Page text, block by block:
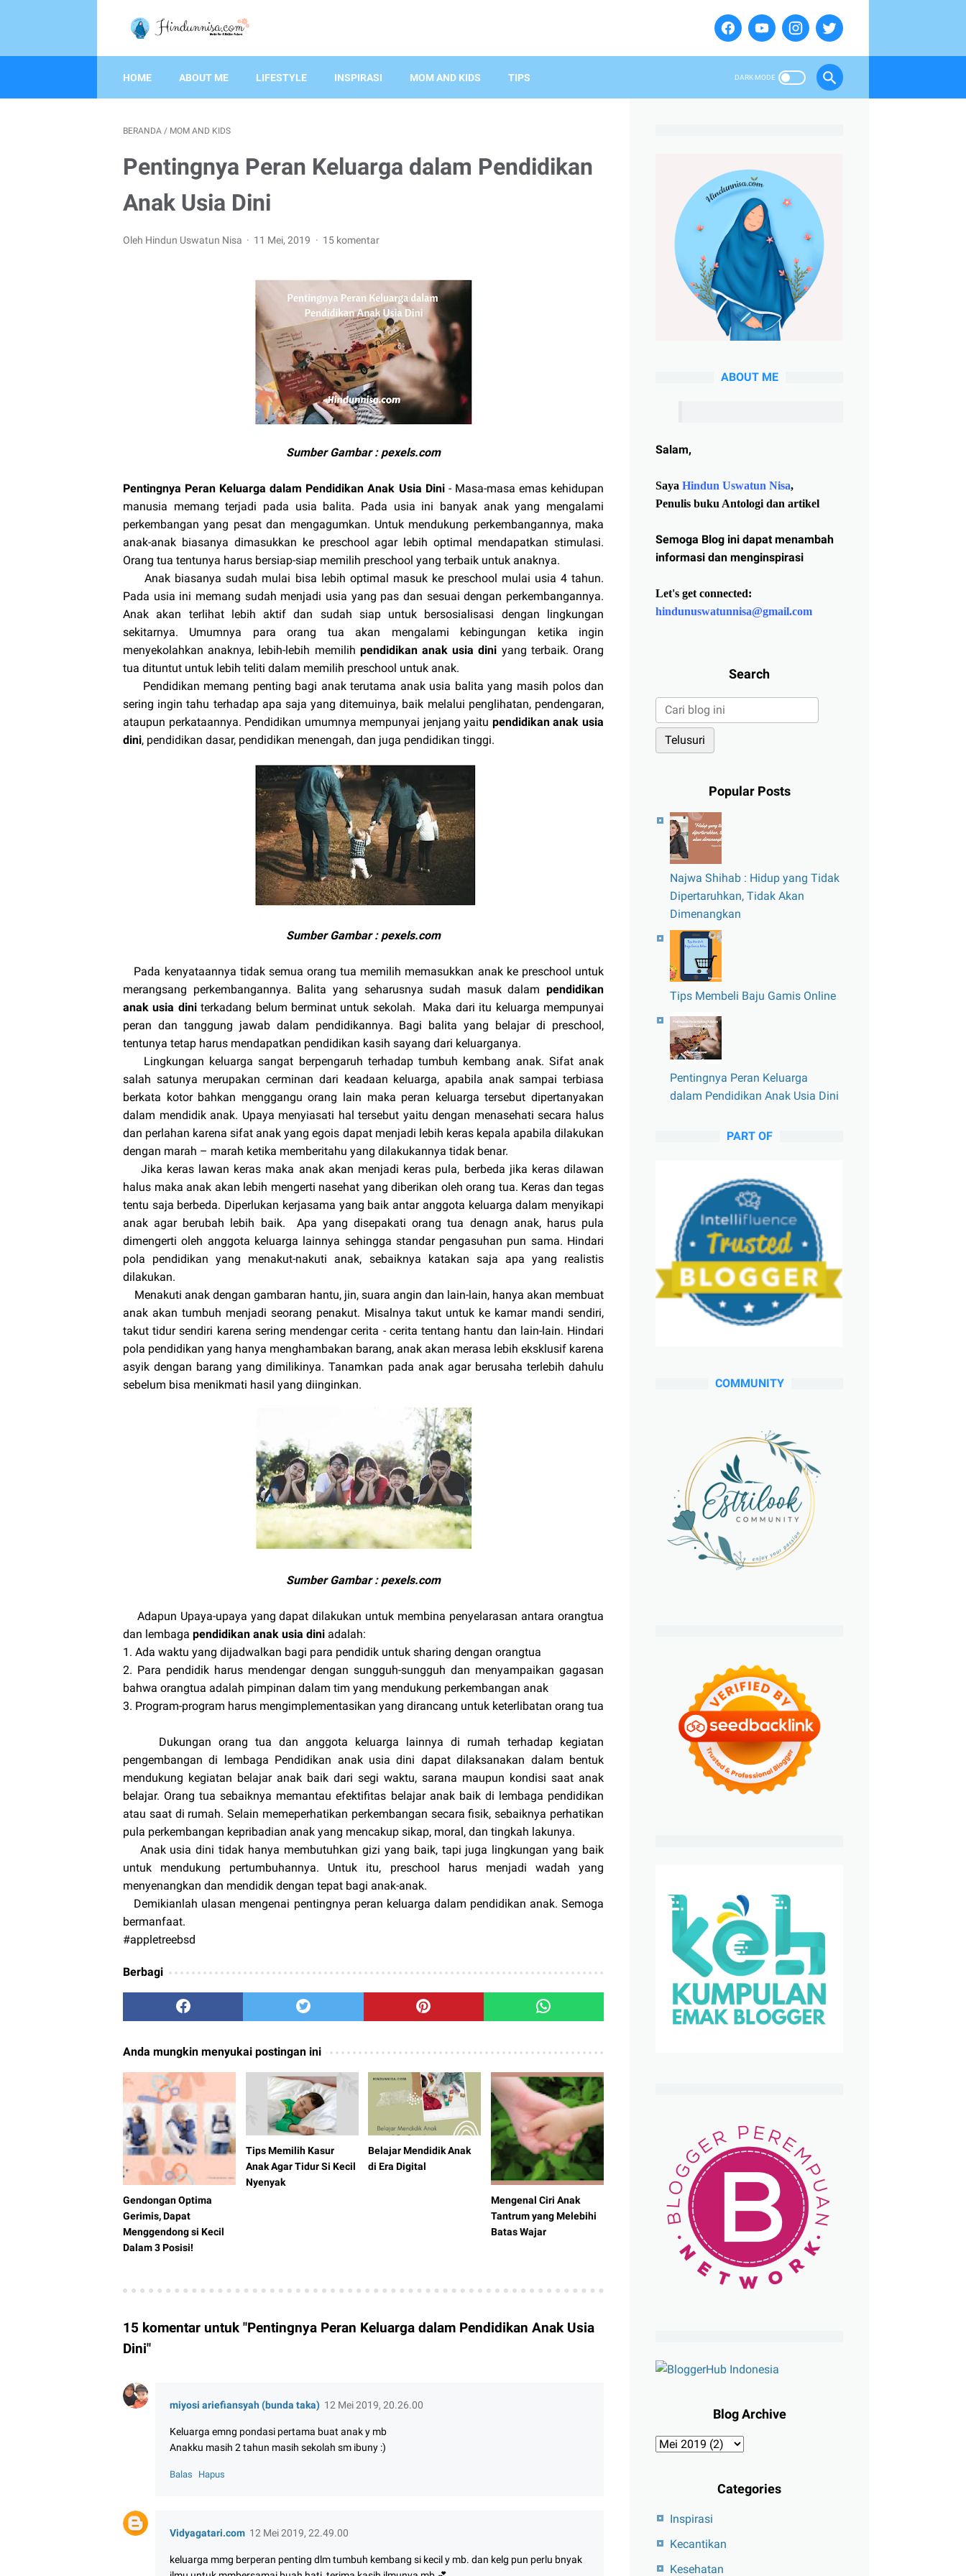
HOME ABOUT ME LIFESTYLE INSPIRASI MOM AND KIDS TIPS
BERANDA / MOM AND KIDS
Pentingnya Peran Keluarga dalam Pendidikan
Anak Usia Dini
Oleh Hindun Uswatun Nisa 11 Mei, 2019 15 komentar
Sumber Gambar : pexels.com
Pentingnya Peran Keluarga dalam Pendidikan Anak Usia Dini- Masa-masa emas kehidupan
manusia memang terjadi pada usia balita. Pada usia ini banyak anak yang mengalami
perkembangan yang pesat dan mengagumkan. Untuk mendukung perkembangannya, maka
anak-anak biasanya dimasukkan ke preschool agar lebih optimal mendapatkan stimulasi.
Orang tua tentunya harus bersiap-siap memilih preschool yang terbaik untuk anaknya.
Anak biasanya sudah mulai bisa lebih optimal masuk ke preschool mulai usia 4 tahun.
Pada usia ini memang sudah menjadi usia yang pas dan sesuai dengan perkembangannya.
Anak akan terlihat lebih aktif dan sudah siap untuk bersosialisasi dengan lingkungan
sekitarnya. Umumnya para orang tua akan mengalami kebingungan ketika ingin
menyekolahkan anaknya, lebih-lebih memilih pendidikan anak usia dini yang terbaik. Orang
tua dituntut untuk lebih teliti dalam memilih preschool untuk anak.
Pendidikan memang penting bagi anak terutama anak usia balita yang masih polos dan
sering ingin tahu terhadap apa saja yang ditemuinya, baik melalui penglihatan, pendengaran,
ataupun perkataannya. Pendidikan umumnya mempunyai jenjang yaitu pendidikan anak usia
dini, pendidikan dasar, pendidikan menengah, dan juga pendidikan tinggi.
Sumber Gambar : pexels.com
Pada kenyataannya tidak semua orang tua memilih memasukkan anak ke preschool untuk
merangsang perkembangannya. Balita yang seharusnya sudah masuk dalampendidikan
anak usia diniterkadang belum berminat untuk sekolah. Maka dari itu keluarga mempunyai
peran dan tanggung jawab dalam pendidikannya. Bagi balita yang belajar di preschool,
tentunya tetap harus mendapatkan pendidikan kasih sayang dari keluarganya.
Lingkungan keluarga sangat berpengaruh terhadap tumbuh kembang anak. Sifat anak
salah satunya merupakan cerminan dari keadaan keluarga, apabila anak sampai terbiasa
berkata kotor bahkan menggangu orang lain maka peran keluarga tersebut dipertanyakan
dalam mendidik anak. Upaya menyiasati hal tersebut yaitu dengan menasehati secara halus
dan perlahan karena sifat anak yang egois dapat menjadi lebih keras kepala apabila dilakukan
dengan marah – marah ketika memberitahu yang dilakukannya tidak benar.
Jika keras lawan keras maka anak akan menjadi keras pula, berbeda jika keras dilawan
halus maka anak akan lebih mengerti nasehat yang diberikan oleh orang tua. Keras dan tegas
tentu saja berbeda. Diperlukan kerjasama yang baik antar anggota keluarga dalam menyikapi
anak agar berubah lebih baik. Apa yang disepakati orang tua denagn anak, harus pula
dimengerti oleh anggota keluarga lainnya sehingga standar pengasuhan pun sama. Hindari
pola pendidikan yang menakut-nakuti anak, sebaiknya katakan saja apa yang realistis
dilakukan.
Menakuti anak dengan gambaran hantu, jin, suara angin dan lain-lain, hanya akan membuat
anak akan tumbuh menjadi seorang penakut. Misalnya takut untuk ke kamar mandi sendiri,
takut tidur sendiri karena sering mendengar cerita - cerita tentang hantu dan lain-lain. Hindari
pola pendidikan yang hanya menghambakan barang, anak akan merasa lebih eksklusif karena
asyik dengan barang yang dimilikinya. Tanamkan pada anak agar berusaha terlebih dahulu
sebelum bisa menikmati hasil yang diinginkan.
Sumber Gambar : pexels.com
Adapun Upaya-upaya yang dapat dilakukan untuk membina penyelarasan antara orangtua
dan lembaga pendidikan anak usia dini adalah:
1. Ada waktu yang dijadwalkan bagi para pendidik untuk sharing dengan orangtua
2. Para pendidik harus mendengar dengan sungguh-sungguh dan menyampaikan gagasan
bahwa orangtua adalah pimpinan dalam tim yang mendukung perkembangan anak
3. Program-program harus mengimplementasikan yang dirancang untuk keterlibatan orang tua
Dukungan orang tua dan anggota keluarga lainnya di rumah terhadap kegiatan
pengembangan di lembaga Pendidikan anak usia dini dapat dilaksanakan dalam bentuk
mendukung kegiatan belajar anak baik dari segi waktu, sarana maupun kondisi saat anak
belajar. Orang tua sebaiknya memantau efektifitas belajar anak baik di lembaga pendidikan
atau saat di rumah. Selain memeperhatikan perkembangan secara fisik, sebaiknya perhatikan
pula perkembangan kepribadian anak yang mencakup sikap, moral, dan tingkah lakunya.
Anak usia dini tidak hanya membutuhkan gizi yang baik, tapi juga lingkungan yang baik
untuk mendukung pertumbuhannya. Untuk itu, preschool harus menjadi wadah yang
menyenangkan dan mendidik dengan tepat bagi anak-anak.
Demikianlah ulasan mengenai pentingnya peran keluarga dalam pendidikan anak. Semoga
bermanfaat.
#appletreebsd
Berbagi
Anda mungkin menyukai postingan ini
Gendongan Optima
Gerimis, Dapat
Menggendong si Kecil
Dalam 3 Posisi!
Tips Memilih Kasur
Anak Agar Tidur Si Kecil
Nyenyak
Belajar Mendidik Anak
di Era Digital
Mengenal Ciri Anak
Tantrum yang Melebihi
Batas Wajar
15 komentar untuk "Pentingnya Peran Keluarga dalam Pendidikan Anak Usia
Dini"
miyosi ariefiansyah (bunda taka) 12 Mei 2019, 20.26.00
Keluarga emng pondasi pertama buat anak y mb
Anakku masih 2 tahun masih sekolah sm ibuny :)
Balas Hapus
Vidyagatari.com 12 Mei 2019, 22.49.00
keluarga mmg berperan penting dlm tumbuh kembang si kecil y mb. dan kelg pun perlu bnyak
ABOUT ME
Salam,
SayaHindun Uswatun Nisa,
Penulis buku Antologi dan artikel
Semoga Blog ini dapat menambah
informasi dan menginspirasi
Let's get connected:
hindunuswatunnisa@gmail.com
Search
Popular Posts
Najwa Shihab : Hidup yang Tidak
Dipertaruhkan, Tidak Akan
Dimenangkan
Tips Membeli Baju Gamis Online
Pentingnya Peran Keluarga
dalam Pendidikan Anak Usia Dini
PART OF
COMMUNITY
Blog Archive
Categories
Inspirasi
Kecantikan
Kesehatan